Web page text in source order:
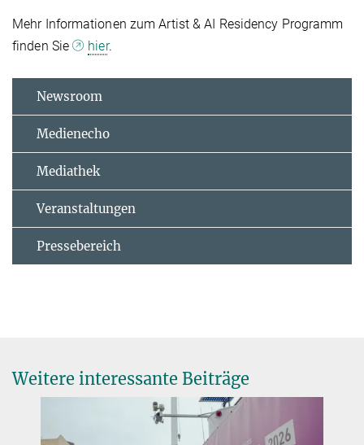
Mehr Informationen zum Artist & AI Residency Programm
finden Sie
hier.
Newsroom
Medienecho
Mediathek
Veranstaltungen
Pressebereich
Weitere interessante Beiträge